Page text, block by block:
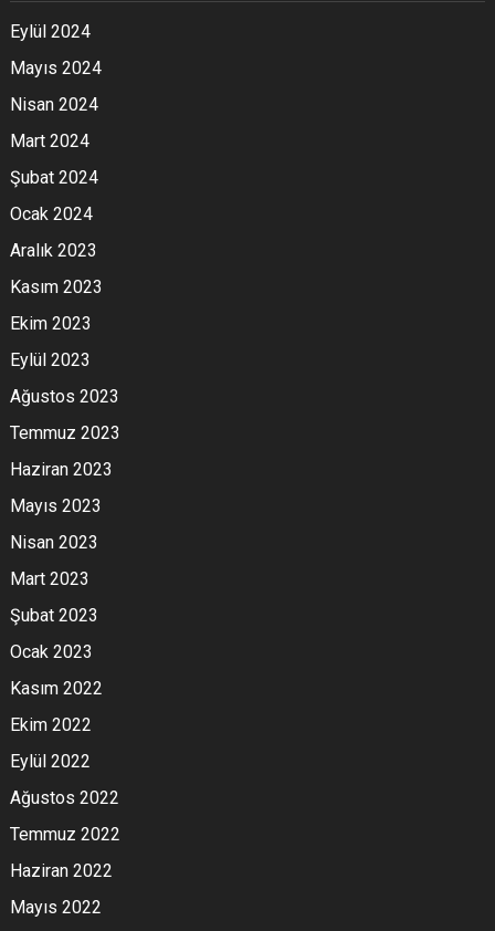
Eylül 2024
Mayıs 2024
Nisan 2024
Mart 2024
Şubat 2024
Ocak 2024
Aralık 2023
Kasım 2023
Ekim 2023
Eylül 2023
Ağustos 2023
Temmuz 2023
Haziran 2023
Mayıs 2023
Nisan 2023
Mart 2023
Şubat 2023
Ocak 2023
Kasım 2022
Ekim 2022
Eylül 2022
Ağustos 2022
Temmuz 2022
Haziran 2022
Mayıs 2022